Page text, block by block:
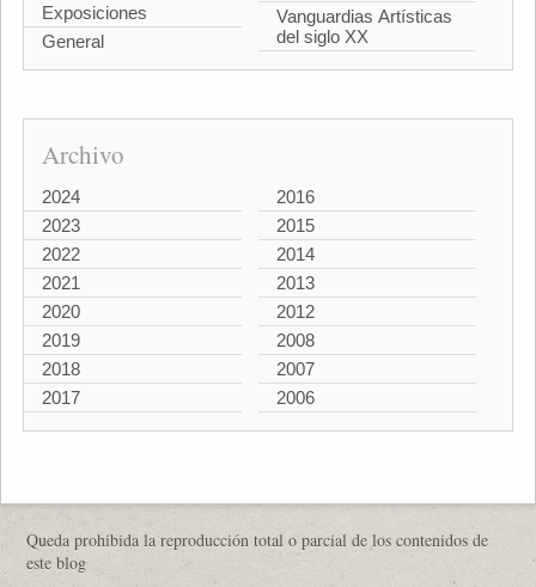
Exposiciones
General
Vanguardias Artísticas
del siglo XX
Archivo
2024
2023
2022
2021
2020
2019
2018
2017
2016
2015
2014
2013
2012
2008
2007
2006
Queda prohibida la reproducción total o parcial de los contenidos de
este blog